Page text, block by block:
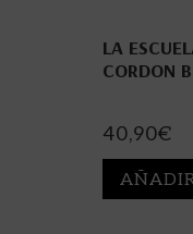
LA
CORDON
40,90€